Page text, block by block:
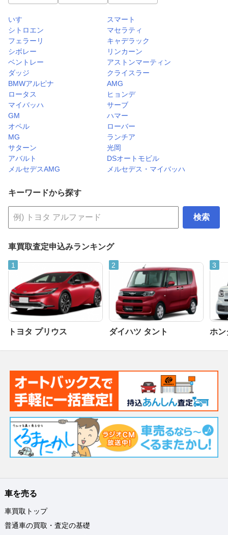
いすゞ
スマート
シトロエン
マセラティ
フェラーリ
キャデラック
シボレー
リンカーン
ベントレー
アストンマーティン
ダッジ
クライスラー
BMWアルピナ
AMG
ロータス
ヒョンデ
マイバッハ
サーブ
GM
ハマー
オペル
ローバー
MG
ランチア
サターン
光岡
アバルト
DSオートモビル
メルセデスAMG
メルセデス・マイバッハ
キーワードから探す
検索
車買取査定申込みランキング
トヨタ プリウス ダイハツ タント ホン
車を売る
車買取トップ
普通車の買取・査定の基礎